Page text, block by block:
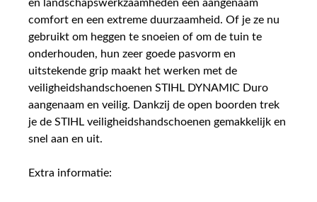
en landschapswerkzaamheden een aangenaam
comfort en een extreme duurzaamheid. Of je ze nu
gebruikt om heggen te snoeien of om de tuin te
onderhouden, hun zeer goede pasvorm en
uitstekende grip maakt het werken met de
veiligheidshandschoenen STIHL DYNAMIC Duro
aangenaam en veilig. Dankzij de open boorden trek
je de STIHL veiligheidshandschoenen gemakkelijk en
snel aan en uit.
Extra informatie: